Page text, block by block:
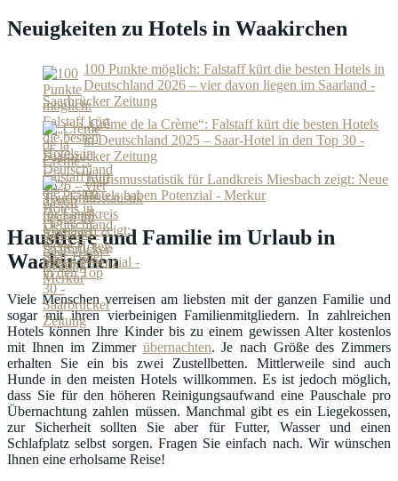
Neuigkeiten zu Hotels in Waakirchen
100 Punkte möglich: Falstaff kürt die besten Hotels in
Deutschland 2026 – vier davon liegen im Saarland -
Saarbrücker Zeitung
„Crème de la Crème“: Falstaff kürt die besten Hotels
in Deutschland 2025 – Saar-Hotel in den Top 30 -
Saarbrücker Zeitung
Tourismusstatistik für Landkreis Miesbach zeigt: Neue
Hotels haben Potenzial - Merkur
Haustiere und Familie im Urlaub in
Waakirchen
Viele Menschen verreisen am liebsten mit der ganzen Familie und
sogar mit ihren vierbeinigen Familienmitgliedern. In zahlreichen
Hotels können Ihre Kinder bis zu einem gewissen Alter kostenlos
mit Ihnen im Zimmer übernachten. Je nach Größe des Zimmers
erhalten Sie ein bis zwei Zustellbetten. Mittlerweile sind auch
Hunde in den meisten Hotels willkommen. Es ist jedoch möglich,
dass Sie für den höheren Reinigungsaufwand eine Pauschale pro
Übernachtung zahlen müssen. Manchmal gibt es ein Liegekossen,
zur Sicherheit sollten Sie aber für Futter, Wasser und einen
Schlafplatz selbst sorgen. Fragen Sie einfach nach. Wir wünschen
Ihnen eine erholsame Reise!